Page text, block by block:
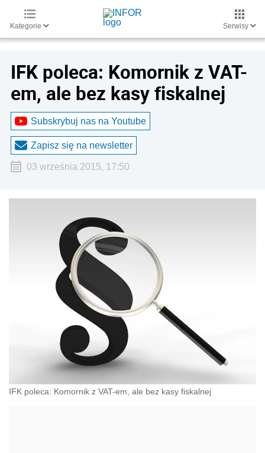
Kategorie Serwisy
IFK poleca: Komornik z VAT-
em, ale bez kasy fiskalnej
Subskrybuj nas na Youtube
Zapisz się na newsletter
03 września 2015, 17:50
IFK poleca: Komornik z VAT-em, ale bez kasy fiskalnej